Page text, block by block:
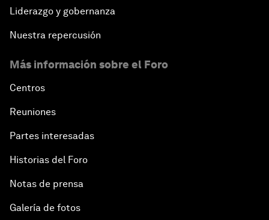
Liderazgo y gobernanza
Nuestra repercusión
Más información sobre el Foro
Centros
Reuniones
Partes interesadas
Historias del Foro
Notas de prensa
Galería de fotos